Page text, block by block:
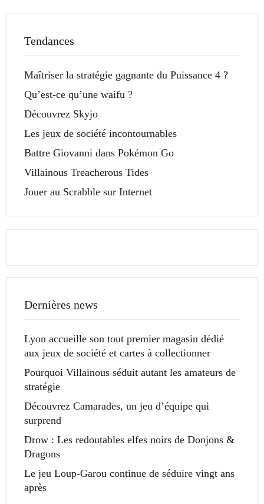
Tendances
Maîtriser la stratégie gagnante du Puissance 4 ?
Qu’est-ce qu’une waifu ?
Découvrez Skyjo
Les jeux de société incontournables
Battre Giovanni dans Pokémon Go
Villainous Treacherous Tides
Jouer au Scrabble sur Internet
Dernières news
Lyon accueille son tout premier magasin dédié
aux jeux de société et cartes à collectionner
Pourquoi Villainous séduit autant les amateurs de
stratégie
Découvrez Camarades, un jeu d’équipe qui
surprend
Drow : Les redoutables elfes noirs de Donjons &
Dragons
Le jeu Loup-Garou continue de séduire vingt ans
après